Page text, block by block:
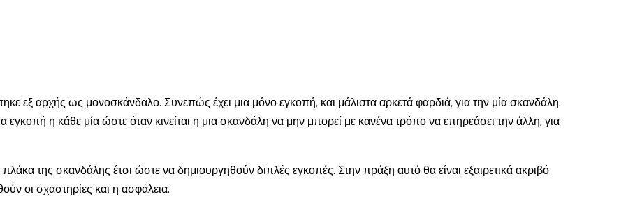
εξ αρχής ως μονοσκάνδαλο. Συνεπώς έχει μια μόνο εγκοπή, και μάλιστα αρκετά φαρδιά, για την μία σκανδάλη.
εγκοπή η κάθε μία ώστε όταν κινείται η μια σκανδάλη να μην μπορεί με κανένα τρόπο να επηρεάσει την άλλη, για
της σκανδάλης έτσι ώστε να δημιουργηθούν διπλές εγκοπές. Στην πράξη αυτό θα είναι εξαιρετικά ακριβό
οι σχαστηρίες και η ασφάλεια.